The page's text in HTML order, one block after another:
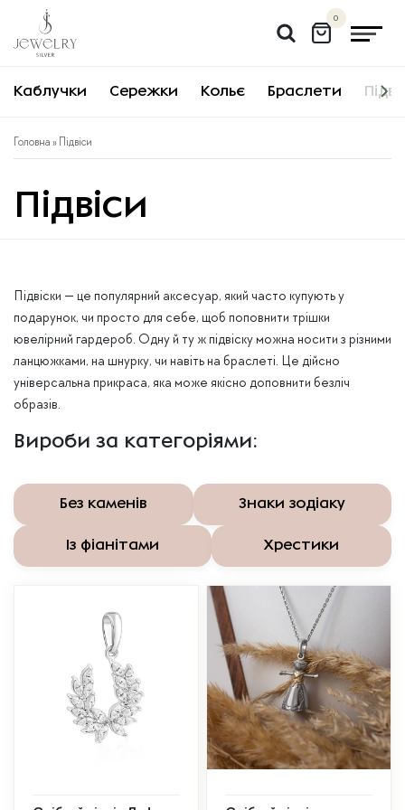
Перейти
вмісту
0
Каблучки Сережки Кольє Браслети
Головна» Підвіси
Підвіси
Підвіски — це популярний аксесуар, який часто купують у
подарунок, чи просто для себе, щоб поповнити трішки
ювелірний гардероб. Одну й ту ж підвіску можна носити з різними
ланцюжками, на шнурку, чи навіть на браслеті. Це дійсно
універсальна прикраса, яка може якісно доповнити безліч
образів.
Вироби за категоріями:
Без каменів Знаки зодіаку
Із фіанітами Хрестики